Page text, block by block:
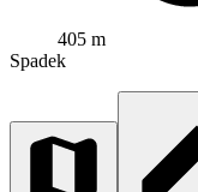
405 m
Spadek